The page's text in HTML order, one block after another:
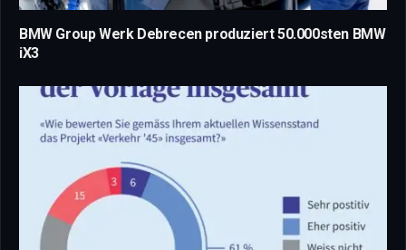
BMW Group Werk Debrecen produziert 50.000sten BMW
iX3